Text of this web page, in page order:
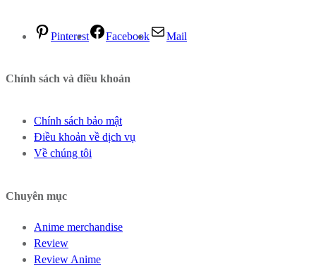
Pinterest Facebook Mail
Chính sách và điều khoản
Chính sách bảo mật
Điều khoản về dịch vụ
Về chúng tôi
Chuyên mục
Anime merchandise
Review
Review Anime